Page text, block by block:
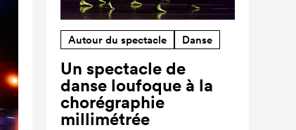
Autour du spectacle Danse
Un spectacle de
danse loufoque à la
chorégraphie
millimétrée